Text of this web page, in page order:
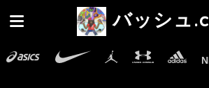
バッシュ